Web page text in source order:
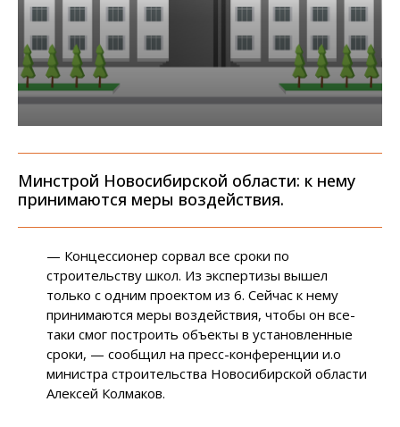
Минстрой Новосибирской области: к нему
принимаются меры воздействия.
— Концессионер сорвал все сроки по
строительству школ. Из экспертизы вышел
только с одним проектом из 6. Сейчас к нему
принимаются меры воздействия, чтобы он все-
таки смог построить объекты в установленные
сроки, — сообщил на пресс-конференции и.о
министра строительства Новосибирской области
Алексей Колмаков.